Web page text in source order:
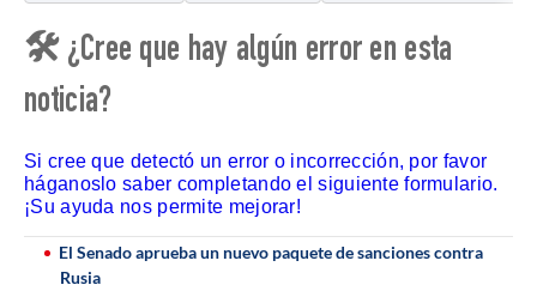
🛠 ¿Cree que hay algún error en esta
noticia?
Si cree que detectó un error o incorrección, por favor
háganoslo saber completando el siguiente formulario.
¡Su ayuda nos permite mejorar!
El Senado aprueba un nuevo paquete de sanciones contra
Rusia